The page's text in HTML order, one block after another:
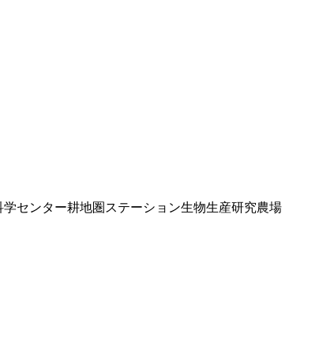
センター耕地圏ステーション生物生産研究農場